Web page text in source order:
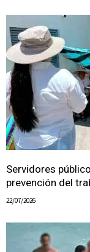
Servidores
prevención del
22/07/2026